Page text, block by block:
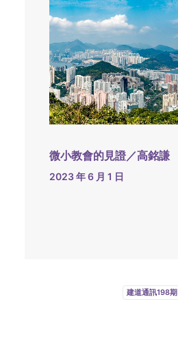
微小教會的見證／高銘謙
2023 年 6 月 1 日
建道通訊198期